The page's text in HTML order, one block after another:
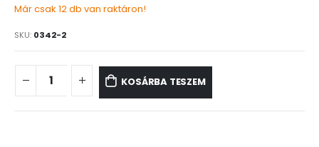
Már csak 12 db van raktáron!
SKU: 0342-2
KOSÁRBA TESZEM